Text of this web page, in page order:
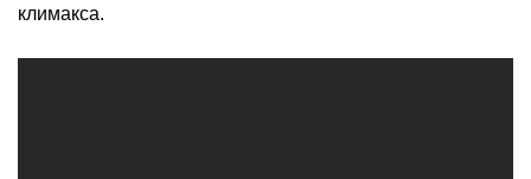
климакса.